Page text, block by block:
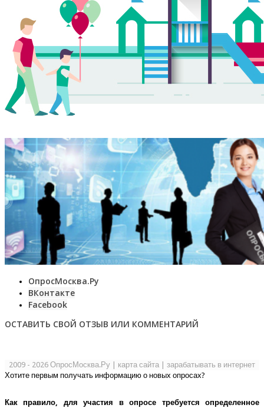
ОпросМосква.Ру
ВКонтакте
Facebook
ОСТАВИТЬ СВОЙ ОТЗЫВ ИЛИ КОММЕНТАРИЙ
2009 - 2026 ОпросМосква.Ру карта сайта
зарабатывать в интернет
Хотите первым получать информацию о новых опросах?
Как правило, для участия в опросе требуется определенное